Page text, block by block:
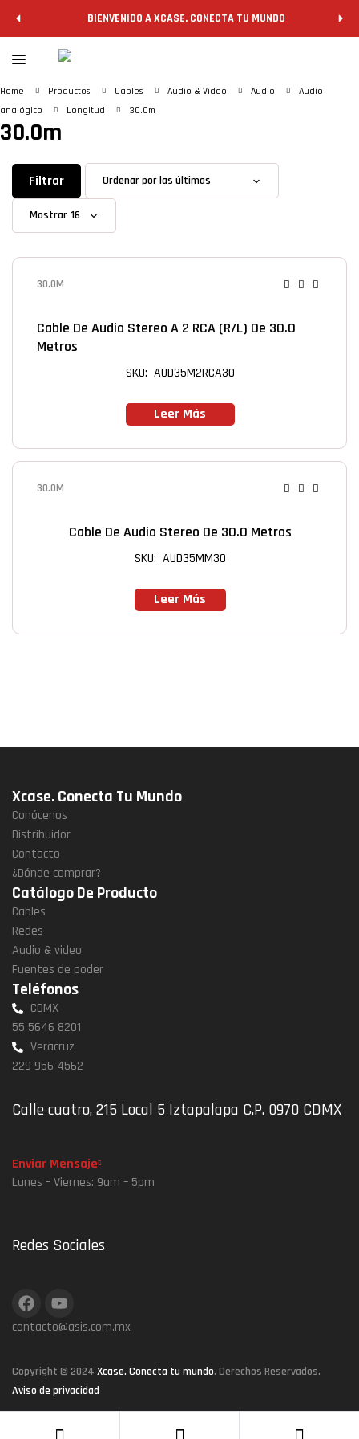
BIENVENIDO A XCASE. CONECTA TU MUNDO
Home Productos Cables Audio & Video Audio
Audio
analógico
Longitud 30.0m
30.0m
Filtrar
Mostrar
30.0M
Cable De Audio Stereo A 2 RCA (R/L) De 30.0
Metros
SKU: AUD35M2RCA30
Leer Más
30.0M
Cable De Audio Stereo De 30.0 Metros
SKU: AUD35MM30
Leer Más
Xcase. Conecta Tu Mundo
Conócenos
Distribuidor
Contacto
¿Dónde comprar?
Catálogo De Producto
Cables
Redes
Audio & video
Fuentes de poder
Teléfonos
CDMX
55 5646 8201
Veracruz
229 956 4562
Calle cuatro, 215 Local 5 Iztapalapa C.P. 0970 CDMX
Enviar Mensaje
Lunes – Viernes: 9am – 5pm
Redes Sociales
contacto@asis.com.mx
Copyright © 2024 Xcase. Conecta tu mundo. Derechos Reservados.
Aviso de privacidad